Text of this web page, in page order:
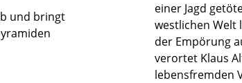
und bringt
einer Jagd
westlichen Welt
der Empörung
verortet Klaus
lebensfremden